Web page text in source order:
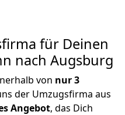
für Deinen
nach Augsburg
von nur 3
der Umzugsfirma aus
Angebot, das Dich